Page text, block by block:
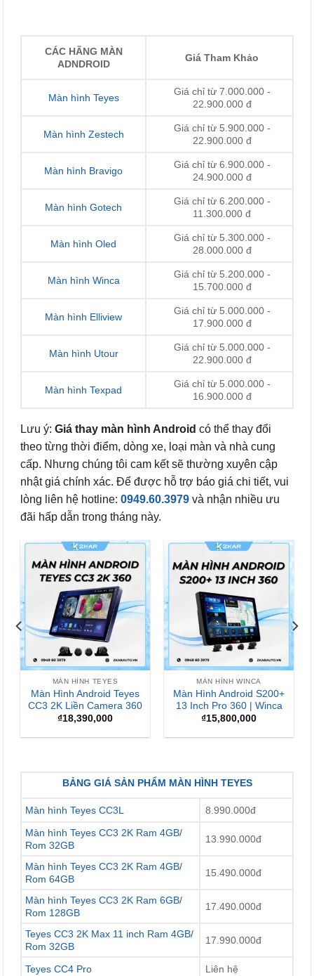
CÁC HÃNG MÀN
ADNDROID
Giá Tham Khảo
Màn hình Teyes
Giá chỉ từ 7.000.000 -
22.900.000 đ
Màn hình Zestech
Giá chỉ từ 5.900.000 -
22.900.000 đ
Màn hình Bravigo
Giá chỉ từ 6.900.000 -
24.900.000 đ
Màn hình Gotech
Giá chỉ từ 6.200.000 -
11.300.000 đ
Màn hình Oled
Giá chỉ từ 5.300.000 -
28.000.000 đ
Màn hình Winca
Giá chỉ từ 5.200.000 -
15.700.000 đ
Màn hình Elliview
Giá chỉ từ 5.000.000 -
17.900.000 đ
Màn hình Utour
Giá chỉ từ 5.000.000 -
22.900.000 đ
Màn hình Texpad
Giá chỉ từ 5.000.000 -
16.900.000 đ
Lưu ý: Giá thay màn hình Android có thể thay đổi
theo từng thời điểm, dòng xe, loại màn và nhà cung
cấp. Nhưng chúng tôi cam kết sẽ thường xuyên cập
nhật giá chính xác. Để được hỗ trợ báo giá chi tiết, vui
lòng liên hệ hotline: 0949.60.3979 và nhận nhiều ưu
đãi hấp dẫn trong tháng này.
S200+
| Winca
MÀN HÌNH WINCA
Màn Hình Android Winca
S170+ QLED
₫
-13%
MÀN HÌNH
Màn Hình
Zestech ZX ADAS
Tiêu Chuẩn
Giá
₫13,900,000
BẢNG GIÁ SẢN PHẨM MÀN HÌNH TEYES
Màn hình Teyes CC3L
8.990.000đ
Màn hình Teyes CC3 2K Ram 4GB/
Rom 32GB
13.990.000đ
Màn hình Teyes CC3 2K Ram 4GB/
Rom 64GB
15.490.000đ
Màn hình Teyes CC3 2K Ram 6GB/
Rom 128GB
17.490.000đ
Teyes CC3 2K Max 11 inch Ram 4GB/
Rom 32GB
17.990.000đ
Teyes CC4 Pro
Liên hệ